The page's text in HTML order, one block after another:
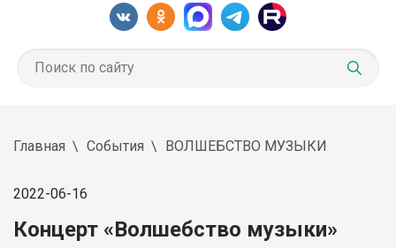
Главная События ВОЛШЕБСТВО МУЗЫКИ
2022-06-16
Концерт «Волшебство музыки»